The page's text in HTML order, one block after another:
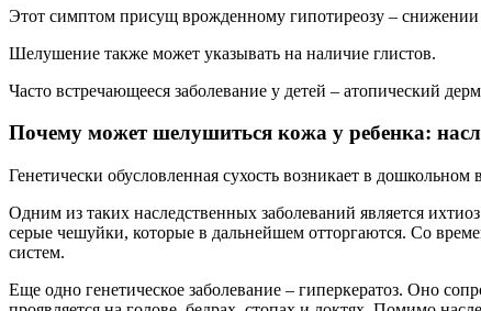
Этот симптом присущ врожденному гипотиреозу –
Шелушение также может указывать на наличие глистов.
Часто встречающееся заболевание у детей – атопический
Почему может шелушиться кожа у ребенка:
Генетически обусловленная сухость возникает в
Одним из таких наследственных заболеваний является
серые чешуйки, которые в дальнейшем отторгаются. Со
систем.
Еще одно генетическое заболевание – гиперкератоз. Оно